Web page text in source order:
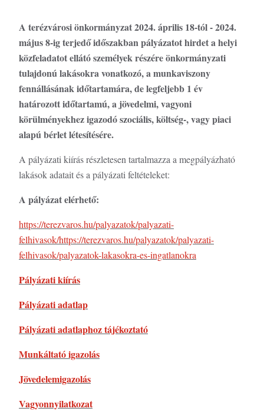
A terézvárosi önkormányzat 2024. április 18-tól - 2024.
május 8-ig terjedő időszakban pályázatot hirdet a helyi
közfeladatot ellátó személyek részére önkormányzati
tulajdonú lakásokra vonatkozó, a munkaviszony
fennállásának időtartamára, de legfeljebb 1 év
határozott időtartamú, a jövedelmi, vagyoni
körülményekhez igazodó szociális, költség-, vagy piaci
alapú bérlet létesítésére.
A pályázati kiírás részletesen tartalmazza a megpályázható
lakások adatait és a pályázati feltételeket:
A pályázat elérhető:
https://terezvaros.hu/palyazatok/palyazati-
felhivasok/https://terezvaros.hu/palyazatok/palyazati-
felhivasok/palyazatok-lakasokra-es-ingatlanokra
Pályázati kiírás
Pályázati adatlap
Pályázati adatlaphoz tájékoztató
Munkáltató igazolás
Jövedelemigazolás
Vagyonnyilatkozat